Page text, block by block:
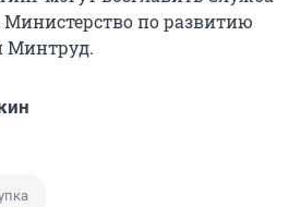
по развитию
Минтруд.